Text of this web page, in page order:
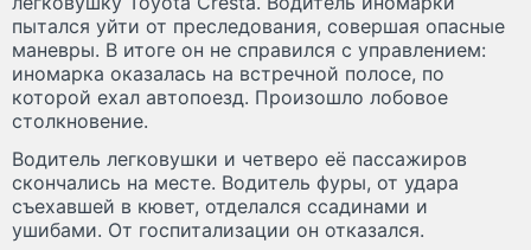
пытался уйти от преследования, совершая опасные
маневры. В итоге он не справился с управлением:
иномарка оказалась на встречной полосе, по
которой ехал автопоезд. Произошло лобовое
столкновение.
Водитель легковушки и четверо её пассажиров
скончались на месте. Водитель фуры, от удара
съехавшей в кювет, отделался ссадинами и
ушибами. От госпитализации он отказался.